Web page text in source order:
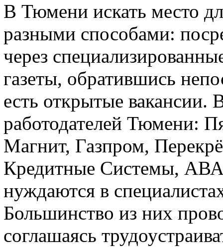
В Тюмени искать место
разными способами:
через
газеты, обратившись
есть открытые вакансии.
работодателей Тюмени:
Магнит, Газпром,
Кредитные Системы,
нуждаются в
Большинство из них
соглашаясь